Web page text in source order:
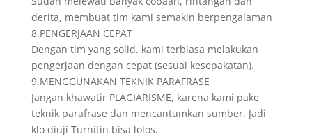
derita, membuat tim kami semakin berpengalaman
8.PENGERJAAN CEPAT
Dengan tim yang solid. kami terbiasa melakukan
pengerjaan dengan cepat (sesuai kesepakatan).
9.MENGGUNAKAN TEKNIK PARAFRASE
Jangan khawatir PLAGIARISME, karena kami pake
teknik parafrase dan mencantumkan sumber. Jadi
klo diuji Turnitin bisa lolos.